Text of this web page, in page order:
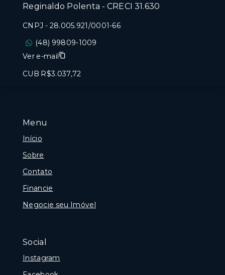
Menu
Início
Sobre
Contato
Financie
Negocie seu Imóvel
Social
Instagram
Reginaldo Polenta - CRECI 31.630
CNPJ - 28.005.921/0001-66
(48) 99809-1009
Ver e-mail
CUB R$3.037,72